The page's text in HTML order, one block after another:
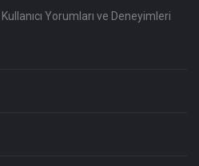
Yorumları ve Deneyimleri